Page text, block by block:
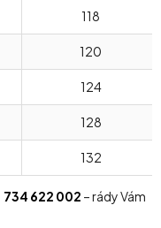
118
120
124
128
132
734 622 002 – rády Vám